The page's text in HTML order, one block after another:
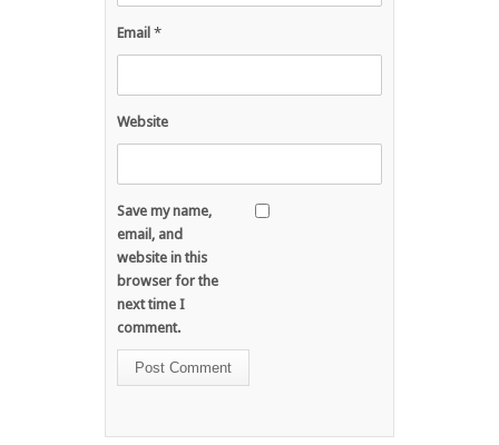
Email *
Website
Save my name,
email, and
website in this
browser for the
next time I
comment.